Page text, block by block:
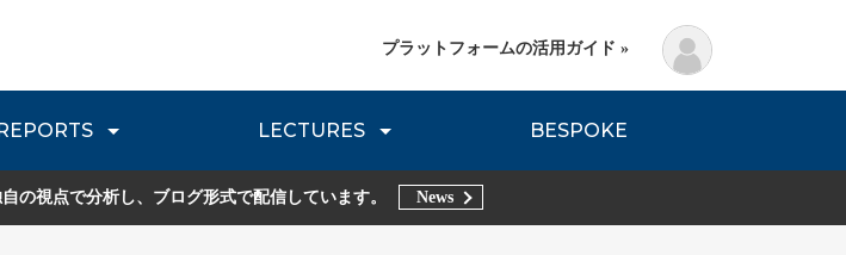
JOURNEY REVIEW DNVB REPORT TRIBE REPORTS
LECTURES
Planning Method
BESPOKE
プラットフォームの活用ガイド »
の視点で分析し、ブログ形式で配信しています。 News